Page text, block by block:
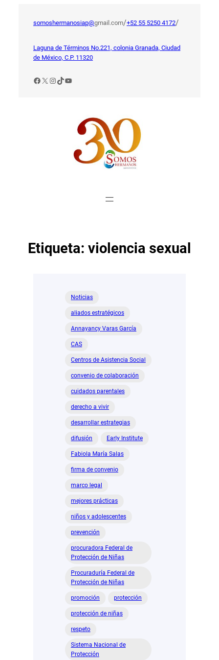
somoshermanosiap@gmail.com/+52 55 5250 4172/
Laguna de Términos No.221, colonia Granada, Ciudad
de México, C.P. 11320
Facebook
X Instagram
TikTok
YouTube
Etiqueta: violencia sexual
Noticias
aliados estratégicos
Annayancy Varas García
CAS
Centros de Asistencia Social
convenio de colaboración
cuidados parentales
derecho a vivir
desarrollar estrategias
difusión Early Institute
Fabiola María Salas
firma de convenio
marco legal
mejores prácticas
niños y adolescentes
prevención
procuradora Federal de
Protección de Niñas
Procuraduría Federal de
Protección de Niñas
promoción protección
protección de niñas
respeto
Sistema Nacional de
Protección